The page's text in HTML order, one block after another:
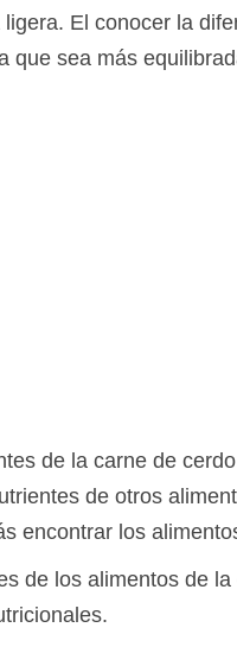
El conocer la
que sea más
de la carne de
de otros
encontrar los
de los alimentos de